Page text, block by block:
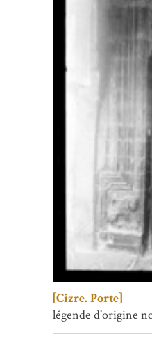
[Cizre. Porte]
légende d'origine